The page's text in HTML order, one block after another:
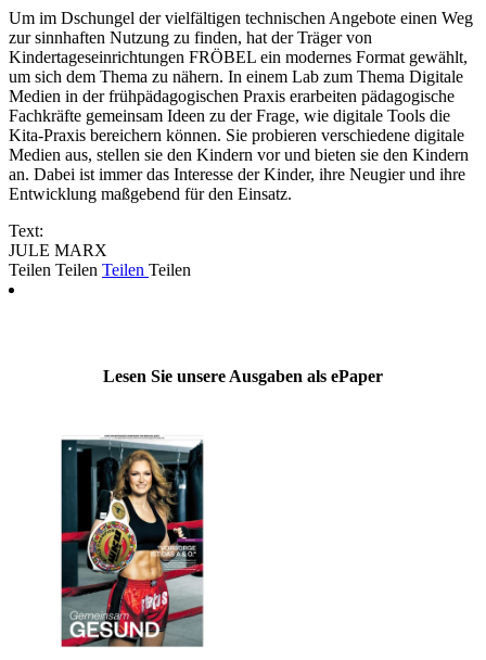
Um im Dschungel der vielfältigen technischen Angebote einen Weg
zur sinnhaften Nutzung zu finden, hat der Träger von
Kindertageseinrichtungen FRÖBEL ein modernes Format gewählt,
um sich dem Thema zu nähern. In einem Lab zum Thema Digitale
Medien in der frühpädagogischen Praxis erarbeiten pädagogische
Fachkräfte gemeinsam Ideen zu der Frage, wie digitale Tools die
Kita-Praxis bereichern können. Sie probieren verschiedene digitale
Medien aus, stellen sie den Kindern vor und bieten sie den Kindern
an. Dabei ist immer das Interesse der Kinder, ihre Neugier und ihre
Entwicklung maßgebend für den Einsatz.
Text:
JULE MARX
Teilen Teilen Teilen Teilen
Lesen Sie unsere Ausgaben als ePaper